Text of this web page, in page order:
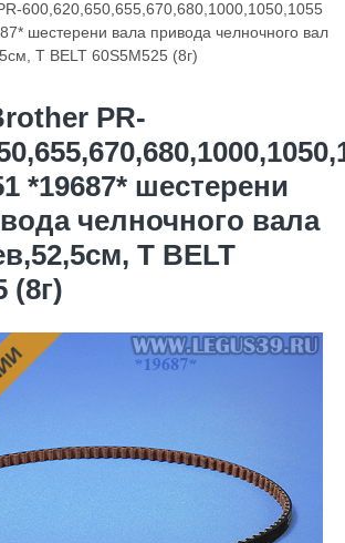
600,620,650,655,670,680,1000,1050,1055
шестерени вала привода челночного вал
T BELT 60S5M525 (8г)
PR-
*19687* шестерени
челночного вала
T BELT
(8г)